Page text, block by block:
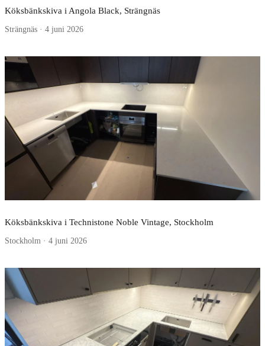
Köksbänkskiva i Angola Black, Strängnäs
Strängnäs · 4 juni 2026
Köksbänkskiva i Technistone Noble Vintage, Stockholm
Stockholm · 4 juni 2026